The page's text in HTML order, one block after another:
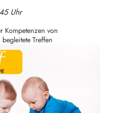
Uhr
Kompetenzen von
Treffen